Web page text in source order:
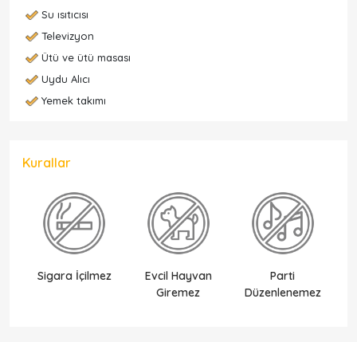
Su ısıtıcısı
Televizyon
Ütü ve ütü masası
Uydu Alıcı
Yemek takımı
Kurallar
Sigara İçilmez
Evcil Hayvan
Giremez
Parti
Düzenlenemez